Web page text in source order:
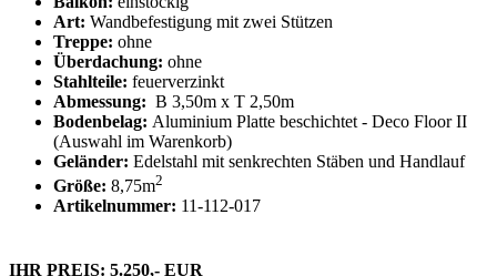
Art: Wandbefestigung mit zwei Stützen
Treppe: ohne
Überdachung: ohne
Stahlteile: feuerverzinkt
Abmessung: B 3,50m x T 2,50m
Bodenbelag: Aluminium Platte beschichtet - Deco Floor II
(Auswahl im Warenkorb)
Geländer: Edelstahl mit senkrechten Stäben und Handlauf
Größe: 8,75m2
Artikelnummer: 11-112-017
IHR PREIS: 5.250,- EUR